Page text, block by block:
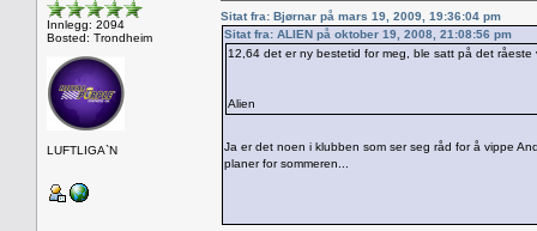
Innlegg: 2094
Bosted: Trondheim
LUFTLIGA`N
Sitat fra: Bjørnar på mars 19, 2009, 19:36:04 pm
Sitat fra: ALIEN på oktober 19, 2008, 21:08:56 pm
12,64 det er ny bestetid for meg, ble satt på det råeste
Alien
Ja er det noen i klubben som ser seg råd for å vippe
planer for sommeren...